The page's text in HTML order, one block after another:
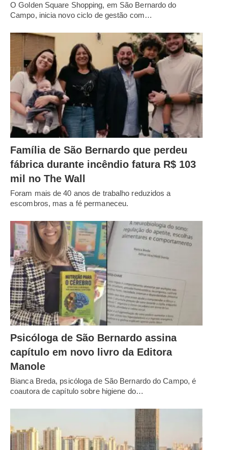
O Golden Square Shopping, em São Bernardo do
Campo, inicia novo ciclo de gestão com…
Família de São Bernardo que perdeu
fábrica durante incêndio fatura R$ 103
mil no The Wall
Foram mais de 40 anos de trabalho reduzidos a
escombros, mas a fé permaneceu.
Psicóloga de São Bernardo assina
capítulo em novo livro da Editora
Manole
Bianca Breda, psicóloga de São Bernardo do Campo, é
coautora de capítulo sobre higiene do…